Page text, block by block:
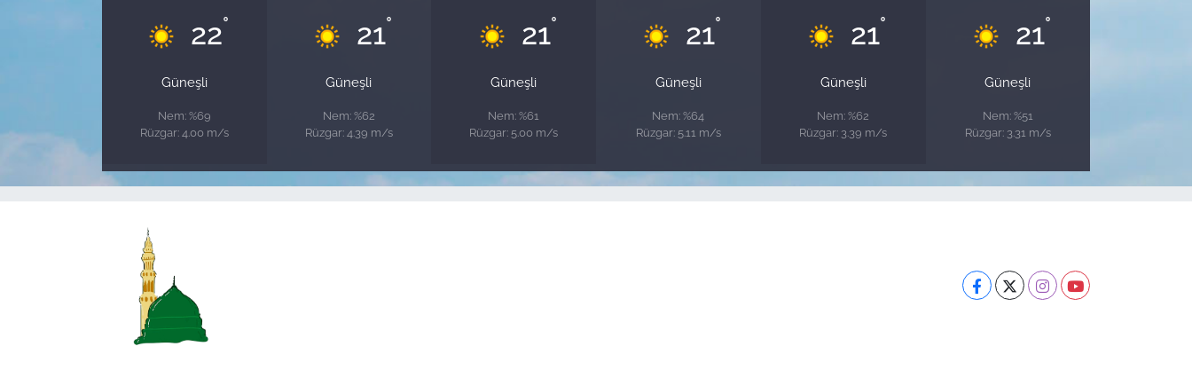
22°
Güneşli
Nem: %69
Rüzgar: 4.00 m/s
21°
Güneşli
Nem: %62
Rüzgar: 4.39 m/s
21°
Güneşli
Nem: %61
Rüzgar: 5.00 m/s
21°
Güneşli
Nem: %64
Rüzgar: 5.11 m/s
21°
Güneşli
Nem: %62
Rüzgar: 3.39 m/s
21°
Güneşli
Nem: %51
Rüzgar: 3.31 m/s